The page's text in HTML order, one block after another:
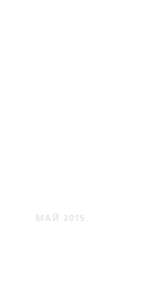
МАЙ 2015